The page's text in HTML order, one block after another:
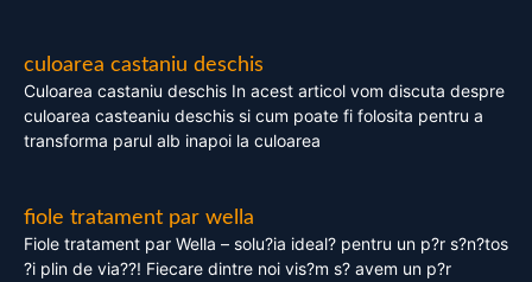
culoarea castaniu deschis
Culoarea castaniu deschis In acest articol vom discuta despre
culoarea casteaniu deschis si cum poate fi folosita pentru a
transforma parul alb inapoi la culoarea
fiole tratament par wella
Fiole tratament par Wella – solu?ia ideal? pentru un p?r s?n?tos
?i plin de via??! Fiecare dintre noi vis?m s? avem un p?r